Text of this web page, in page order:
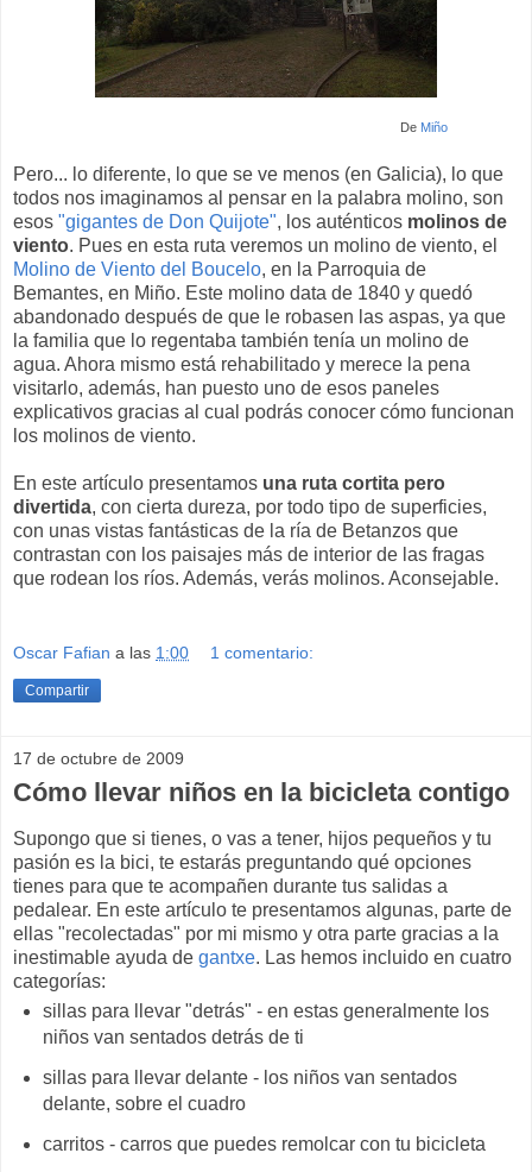
De Miño
Pero... lo diferente, lo que se ve menos (en Galicia), lo que
todos nos imaginamos al pensar en la palabra molino, son
esos "gigantes de Don Quijote", los auténticos molinos de
viento. Pues en esta ruta veremos un molino de viento, el
Molino de Viento del Boucelo, en la Parroquia de
Bemantes, en Miño. Este molino data de 1840 y quedó
abandonado después de que le robasen las aspas, ya que
la familia que lo regentaba también tenía un molino de
agua. Ahora mismo está rehabilitado y merece la pena
visitarlo, además, han puesto uno de esos paneles
explicativos gracias al cual podrás conocer cómo funcionan
los molinos de viento.
En este artículo presentamos una ruta cortita pero
divertida, con cierta dureza, por todo tipo de superficies,
con unas vistas fantásticas de la ría de Betanzos que
contrastan con los paisajes más de interior de las fragas
que rodean los ríos. Además, verás molinos. Aconsejable.
Oscar Fafian a las 1:00 1 comentario:
Compartir
17 de octubre de 2009
Cómo llevar niños en la bicicleta contigo
Supongo que si tienes, o vas a tener, hijos pequeños y tu
pasión es la bici, te estarás preguntando qué opciones
tienes para que te acompañen durante tus salidas a
pedalear. En este artículo te presentamos algunas, parte de
ellas "recolectadas" por mi mismo y otra parte gracias a la
inestimable ayuda de gantxe. Las hemos incluido en cuatro
categorías:
sillas para llevar "detrás" - en estas generalmente los
niños van sentados detrás de ti
sillas para llevar delante - los niños van sentados
delante, sobre el cuadro
carritos - carros que puedes remolcar con tu bicicleta